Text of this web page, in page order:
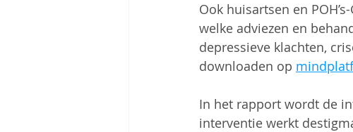
Ook huisartsen en
welke adviezen en
depressieve klachten,
downloaden op
In het rapport wordt de
interventie werkt